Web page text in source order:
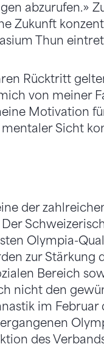
abzurufen.»
Zukunft
Thun
Rücktritt
von meiner
Motivation
Sicht
der
Olympia-
zur Stärkung
Bereich
nicht den
im Februar
des